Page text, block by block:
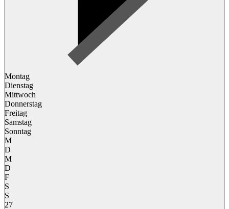
Montag
Dienstag
Mittwoch
Donnerstag
Freitag
Samstag
Sonntag
M
D
M
D
F
S
S
27